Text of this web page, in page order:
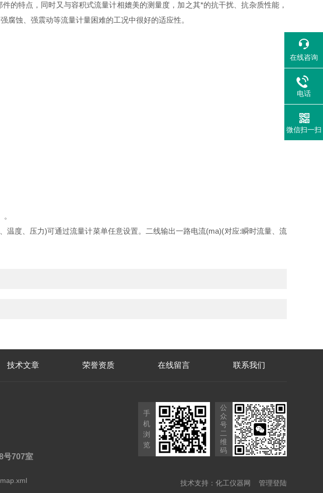
的特点，同时又与容积式流量计相媲美的测量度，加之其*的抗干扰、抗杂质性能，
蚀、强震动等流量计量困难的工况中很好的适应性。
度、压力)可通过流量计菜单任意设置。二线输出一路电流(ma)(对应:瞬时流量、流
技术文章 荣誉资质 在线留言 联系我们
号707室
手
机
浏
览
公
众
号
二
维
码
技术支持： 化工仪器网 管理登陆
在线咨询
电话
微信扫一扫